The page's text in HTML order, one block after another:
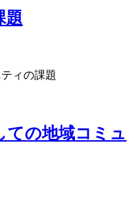
題
ィの課題
ての地域コミュ